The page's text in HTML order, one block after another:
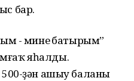
бар.
- минең батырым”
яһалды.
ҙән ашыу баланың